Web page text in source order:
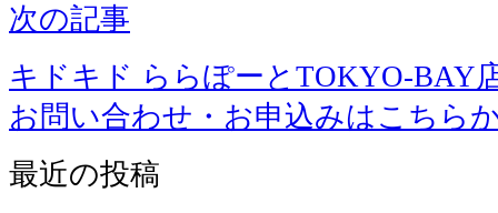
次の記事
キドキド ららぽーとTOKYO-BAY
お問い合わせ・お申込みはこちら
最近の投稿